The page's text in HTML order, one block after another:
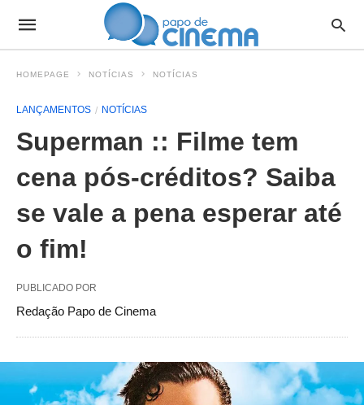
HOMEPAGE NOTÍCIAS NOTÍCIAS
LANÇAMENTOS NOTÍCIAS
Superman :: Filme tem
cena pós-créditos? Saiba
se vale a pena esperar até
o fim!
PUBLICADO POR
Redação Papo de Cinema